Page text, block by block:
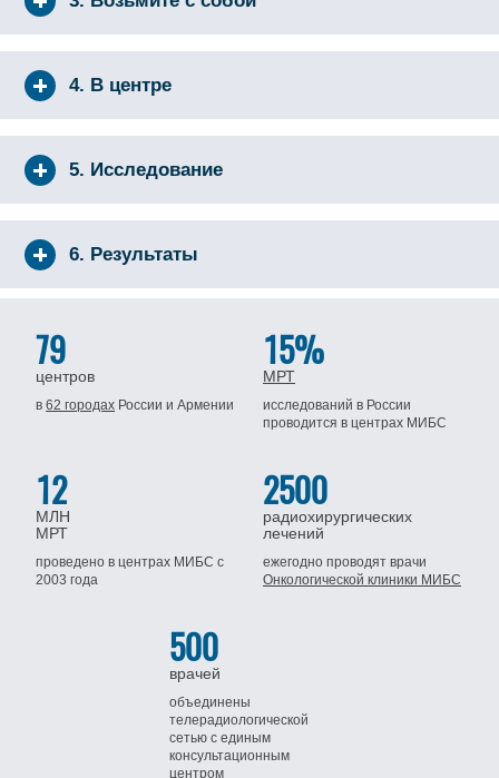
4. В центре
5. Исследование
6. Результаты
79
центров
в62 городах Россиии Армении
15%
МРТ
исследований в России
проводится в центрах МИБС
12
МЛН
МРТ
проведено в центрах МИБСс
2003 года
2500
радиохирургических
лечений
ежегодно проводят врачи
Онкологической клиники МИБС
500
врачей
объединены
телерадиологической
сетью с единым
консультационным
центром